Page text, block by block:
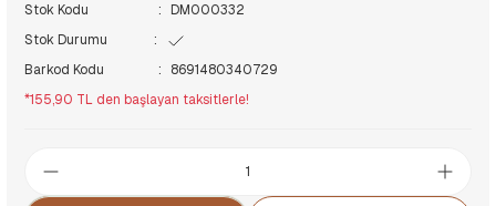
Stok Kodu
DM000332
Stok Durumu
Barkod Kodu
8691480340729
*155,90 TL den başlayan taksitlerle!